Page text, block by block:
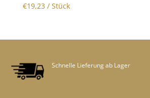
€19,23 / Stück
Schnelle Lieferung ab Lager